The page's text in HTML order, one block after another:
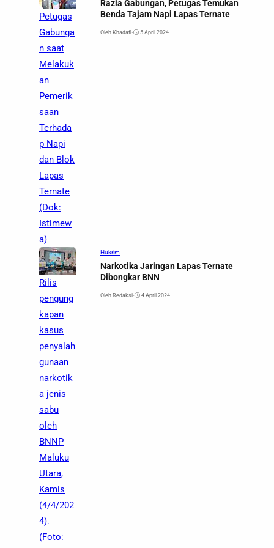
Petugas
Gabunga
n saat
Melakuk
an
Pemerik
saan
Terhada
p Napi
dan Blok
Lapas
Ternate
(Dok:
Istimew
a)
Razia Gabungan, Petugas Temukan
Benda Tajam Napi Lapas Ternate
Oleh Khadafi• 5 April 2024
Rilis
pengung
kapan
kasus
penyalah
gunaan
narkotik
a jenis
sabu
oleh
BNNP
Maluku
Utara,
Kamis
(4/4/202
4).
(Foto:
Hukrim
Narkotika Jaringan Lapas Ternate
Dibongkar BNN
Oleh Redaksi• 4 April 2024